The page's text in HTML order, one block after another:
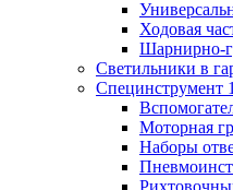
Ходовая
Шарнирно-
Светильники в
Специнструмент 1
Моторная
Наборы